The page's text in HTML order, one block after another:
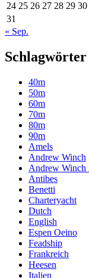
24 25 26 27 28 29 30
31
« Sep.
Schlagwörter
40m
50m
60m
70m
80m
90m
Amels
Andrew Winch
Andrew Winch
Antibes
Benetti
Charteryacht
Dutch
English
Espen Oeino
Feadship
Frankreich
Heesen
Italien